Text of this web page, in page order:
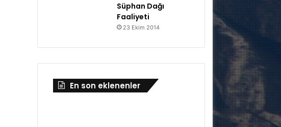
Süphan Dağı
Faaliyeti
23 Ekim 2014
En son eklenenler